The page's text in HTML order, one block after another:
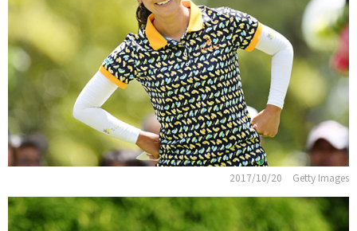
2017/10/20 Getty Images